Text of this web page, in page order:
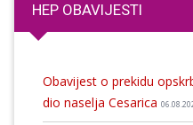
HEP OBAVIJESTI
Obavijest o prekidu
dio naselja Cesarica